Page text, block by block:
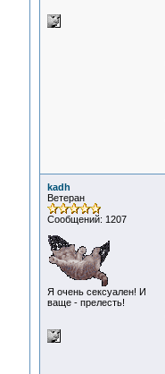
kadh
Ветеран
Сообщений: 1207
Я очень сексуален! И
ваще - прелесть!